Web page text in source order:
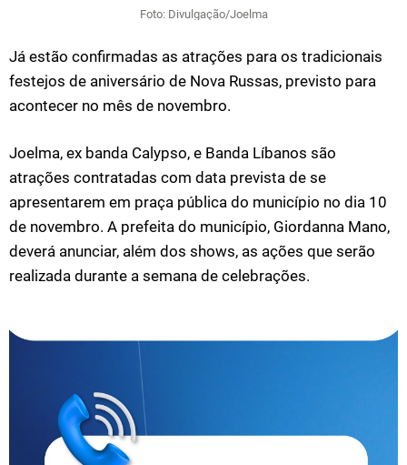
Foto: Divulgação/Joelma
Já estão confirmadas as atrações para os tradicionais
festejos de aniversário de Nova Russas, previsto para
acontecer no mês de novembro.
Joelma, ex banda Calypso, e Banda Líbanos são
atrações contratadas com data prevista de se
apresentarem em praça pública do município no dia 10
de novembro. A prefeita do município, Giordanna Mano,
deverá anunciar, além dos shows, as ações que serão
realizada durante a semana de celebrações.